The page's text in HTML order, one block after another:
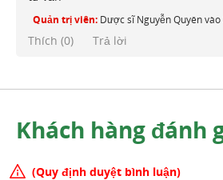
Quản trị viên: Dược sĩ Nguyễn Quyênvào
Thích (0) Trả lời
Khách hàng đánh
(Quy định duyệt bình luận)